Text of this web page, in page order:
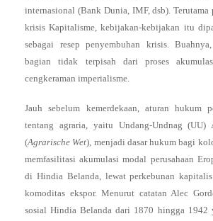
internasional (Bank Dunia, IMF, dsb). Terutama
krisis Kapitalisme, kebijakan-kebijakan itu
sebagai resep penyembuhan krisis.
bagian tidak terpisah dari proses
cengkeraman imperialisme.
Jauh sebelum kemerdekaan, aturan hukum
tentang agraria, yaitu Undang-Undnag (UU)
(Agrarische Wet), menjadi dasar hukum bagi
memfasilitasi akumulasi modal perusahaan
di Hindia Belanda, lewat perkebunan
komoditas ekspor. Menurut catatan Alec
sosial Hindia Belanda dari 1870 hingga 1942